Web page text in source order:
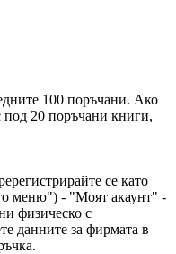
100 поръчани. Ако
под 20 поръчани книги,
се като
меню") - "Моят акаунт" -
физическо с
данните за фирмата в